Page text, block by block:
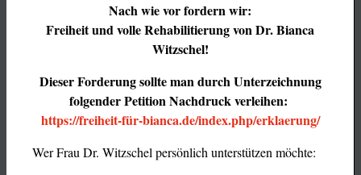
Nach wie vor fordern wir:
Freiheit und volle Rehabilitierung von Dr. Bianca
Witzschel!
Dieser Forderung sollte man durch Unterzeichnung
folgender Petition Nachdruck verleihen:
https://freiheit-für-bianca.de/index.php/erklaerung/
Wer Frau Dr. Witzschel persönlich unterstützen möchte: